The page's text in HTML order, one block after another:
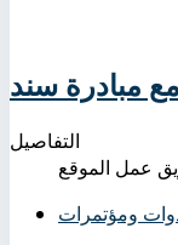
مبادرة سند
التفاصيل
عمل الموقع
ومؤتمرات